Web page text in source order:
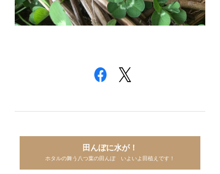
田んぼに水が！
ホタルの舞う八つ葉の田んぼ いよいよ田植えです！